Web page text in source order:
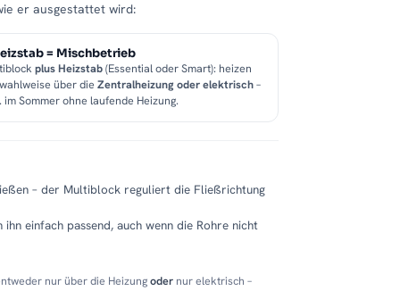
er ausgestattet wird:
= Mischbetrieb
plus Heizstab(Essential oder Smart): heizen
über die Zentralheizung oder elektrisch–
im Sommer ohne laufende Heizung.
– der Multiblock reguliert die Fließrichtung
einfach passend, auch wenn die Rohre nicht
nur über die Heizungoder nur elektrisch –